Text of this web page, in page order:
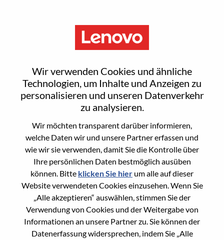
Wir verwenden Cookies und ähnliche
Technologien, um Inhalte und Anzeigen zu
personalisieren und unseren Datenverkehr
zu analysieren.
Wir möchten transparent darüber informieren,
welche Daten wir und unsere Partner erfassen und
wie wir sie verwenden, damit Sie die Kontrolle über
Ihre persönlichen Daten bestmöglich ausüben
können. Bitte klicken Sie hier um alle auf dieser
Website verwendeten Cookies einzusehen. Wenn Sie
„Alle akzeptieren“ auswählen, stimmen Sie der
Verwendung von Cookies und der Weitergabe von
Informationen an unsere Partner zu. Sie können der
Datenerfassung widersprechen, indem Sie „Alle
Reset password
Are you sure you want to reset your
Enter the email address associated with your
account, then click "Continue".
We will email you a link to reset your
password.
E-mail*